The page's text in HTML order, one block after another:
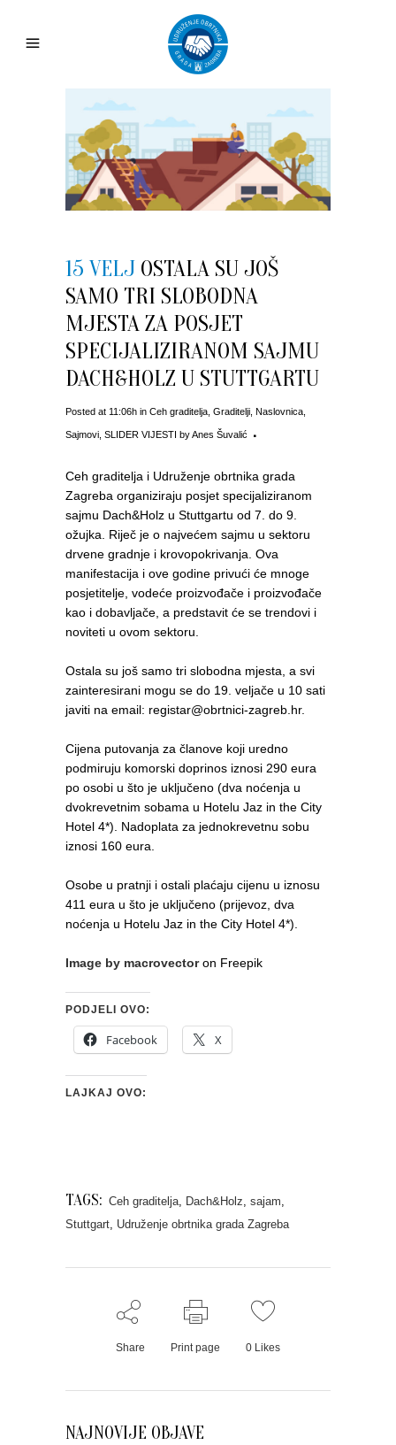
15 VELJ OSTALA SU JOŠ
SAMO TRI SLOBODNA
MJESTA ZA POSJET
SPECIJALIZIRANOM SAJMU
DACH&HOLZ U STUTTGARTU
Posted at 11:06h in Ceh graditelja, Graditelji, Naslovnica,
Sajmovi, SLIDER VIJESTI byAnes Šuvalić
Ceh graditelja i Udruženje obrtnika grada
Zagreba organiziraju posjet specijaliziranom
sajmu Dach&Holz u Stuttgartu od 7. do 9.
ožujka. Riječ je o najvećem sajmu u sektoru
drvene gradnje i krovopokrivanja. Ova
manifestacija i ove godine privući će mnoge
posjetitelje, vodeće proizvođače i proizvođače
kao i dobavljače, a predstavit će se trendovi i
noviteti u ovom sektoru.
Ostala su još samo tri slobodna mjesta, a svi
zainteresirani mogu se do 19. veljače u 10 sati
javiti na email: registar@obrtnici-zagreb.hr.
Cijena putovanja za članove koji uredno
podmiruju komorski doprinos iznosi 290 eura
po osobi u što je uključeno (dva noćenja u
dvokrevetnim sobama u Hotelu Jaz in the City
Hotel 4*). Nadoplata za jednokrevetnu sobu
iznosi 160 eura.
Osobe u pratnji i ostali plaćaju cijenu u iznosu
411 eura u što je uključeno (prijevoz, dva
noćenja u Hotelu Jaz in the City Hotel 4*).
Image by macrovector on Freepik
PODJELI OVO:
Facebook X
LAJKAJ OVO:
TAGS: Ceh graditelja, Dach&Holz, sajam,
Stuttgart, Udruženje obrtnika grada Zagreba
Share Print page 0 Likes
NAJNOVIJE OBJAVE